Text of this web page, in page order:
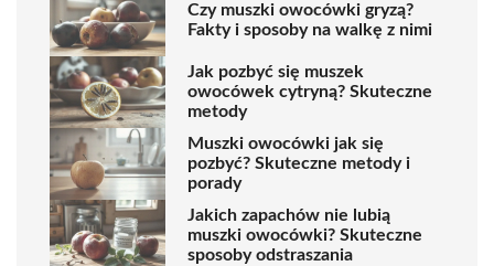
Czy muszki owocówki gryzą?
Fakty i sposoby na walkę z nimi
Jak pozbyć się muszek
owocówek cytryną? Skuteczne
metody
Muszki owocówki jak się
pozbyć? Skuteczne metody i
porady
Jakich zapachów nie lubią
muszki owocówki? Skuteczne
sposoby odstraszania